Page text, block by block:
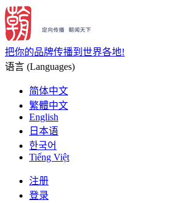
把你的品牌传播到世界各地!
语言 (Languages)
简体中文
繁體中文
English
日本语
한국어
Tiếng Việt
注册
登录